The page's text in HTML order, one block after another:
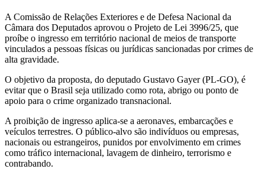
A Comissão de Relações Exteriores e de Defesa Nacional da
Câmara dos Deputados aprovou o Projeto de Lei 3996/25, que
proíbe o ingresso em território nacional de meios de transporte
vinculados a pessoas físicas ou jurídicas sancionadas por crimes de
alta gravidade.
O objetivo da proposta, do deputado Gustavo Gayer (PL-GO), é
evitar que o Brasil seja utilizado como rota, abrigo ou ponto de
apoio para o crime organizado transnacional.
A proibição de ingresso aplica-se a aeronaves, embarcações e
veículos terrestres. O público-alvo são indivíduos ou empresas,
nacionais ou estrangeiros, punidos por envolvimento em crimes
como tráfico internacional, lavagem de dinheiro, terrorismo e
contrabando.